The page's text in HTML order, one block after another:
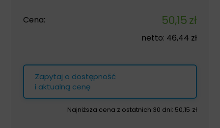
Cena: 50,15zł
netto: 46,44 zł
Zapytaj o dostępność
i aktualną cenę
Najniższa cena z ostatnich 30 dni: 50,15 zł